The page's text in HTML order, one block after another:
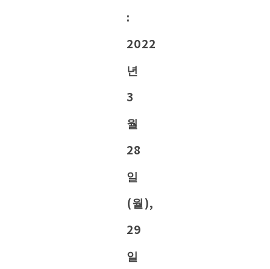
:
2022
년
3
월
28
일
(월),
29
일